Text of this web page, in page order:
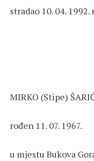
stradao 10. 04. 1992.
MIRKO (Stipe)
rođen 11. 07. 1967.
u mjestu Bukova